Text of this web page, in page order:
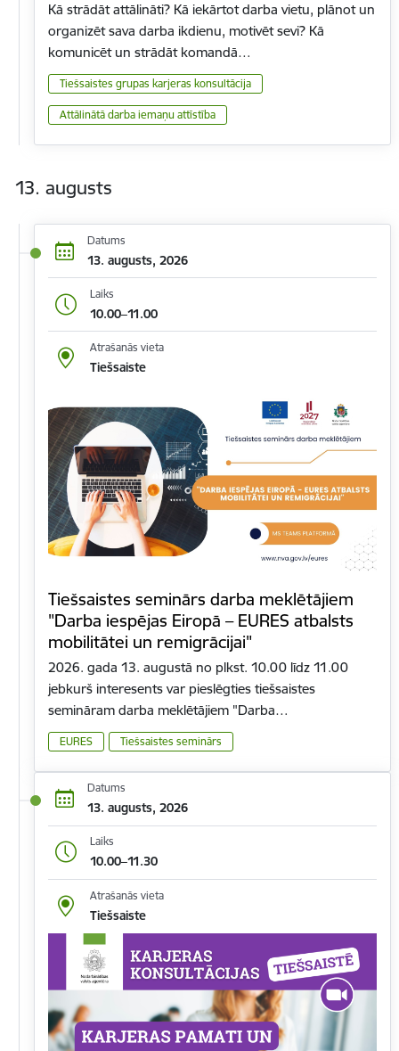
Kā strādāt attālināti? Kā iekārtot darba vietu, plānot un
organizēt sava darba ikdienu, motivēt sevi? Kā
komunicēt un strādāt komandā…
Tiešsaistes grupas karjeras konsultācija
Attālinātā darba iemaņu attīstība
13. augusts
Datums
13. augusts, 2026
Laiks
10.00–11.00
Atrašanās vieta
Tiešsaiste
Tiešsaistes seminārs darba meklētājiem
"Darba iespējas Eiropā – EURES atbalsts
mobilitātei un remigrācijai"
2026. gada 13. augustā no plkst. 10.00 līdz 11.00
jebkurš interesents var pieslēgties tiešsaistes
semināram darba meklētājiem "Darba…
EURES Tiešsaistes seminārs
Datums
13. augusts, 2026
Laiks
10.00–11.30
Atrašanās vieta
Tiešsaiste